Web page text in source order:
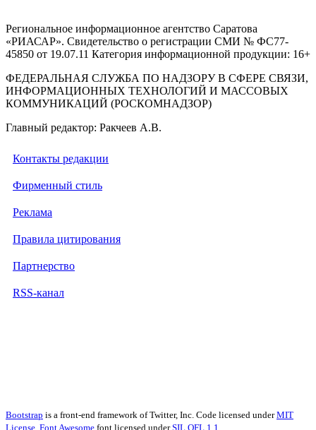
Региональное информационное агентство Саратова
«РИАСАР». Свидетельство о регистрации СМИ № ФС77-
45850 от 19.07.11 Категория информационной продукции: 16+
ФЕДЕРАЛЬНАЯ СЛУЖБА ПО НАДЗОРУ В СФЕРЕ СВЯЗИ,
ИНФОРМАЦИОННЫХ ТЕХНОЛОГИЙ И МАССОВЫХ
КОММУНИКАЦИЙ (РОСКОМНАДЗОР)
Главный редактор: Ракчеев А.В.
Контакты редакции
Фирменный стиль
Реклама
Правила цитирования
Партнерство
RSS-канал
Bootstrap is a front-end framework of Twitter, Inc. Code licensed underMIT
License. Font Awesome font licensed underSIL OFL 1.1